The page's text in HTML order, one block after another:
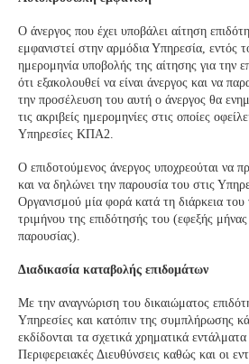
Ο άνεργος που έχει υποβάλει αίτηση
εμφανιστεί στην αρμόδια Υπηρεσία, εντός
ημερομηνία υποβολής της αίτησης για την
ότι εξακολουθεί να είναι άνεργος και να
την προσέλευση του αυτή ο άνεργος θα
τις ακριβείς ημερομηνίες στις οποίες
Υπηρεσίες ΚΠΑ2.
Ο επιδοτούμενος άνεργος υποχρεούται να
και να δηλώνει την παρουσία του στις
Οργανισμού μία φορά κατά τη διάρκεια του
τριμήνου της επιδότησής του (εφεξής
παρουσίας).
Διαδικασία καταβολής επιδομάτων
Με την αναγνώριση του δικαιώματος
Υπηρεσίες και κατόπιν της συμπλήρωσης
εκδίδονται τα σχετικά χρηματικά
Περιφερειακές Διευθύνσεις καθώς και οι